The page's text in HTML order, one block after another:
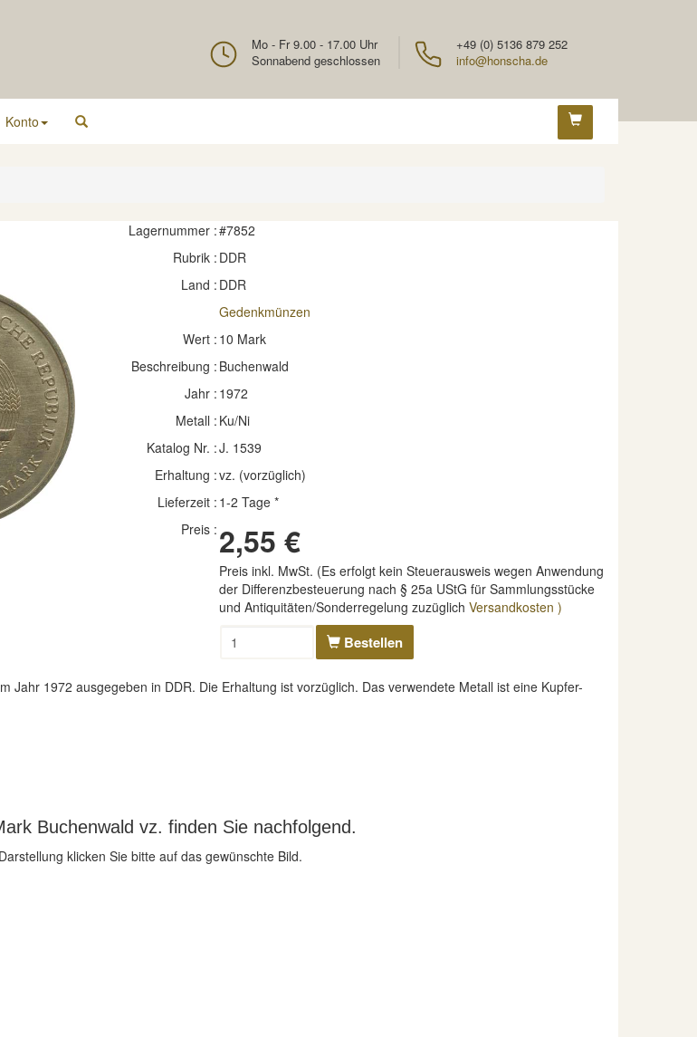
+49 (0) 5136 879 252
info@honscha.de
Mo - Fr 9.00 - 17.00 Uhr
Sonnabend geschlossen
Konto
Lagernummer :#7852
Rubrik : DDR
Land : DDR
Gedenkmünzen
Wert : 10 Mark
Beschreibung : Buchenwald
Jahr : 1972
Metall : Ku/Ni
Katalog Nr. :J. 1539
Erhaltung :vz. (vorzüglich)
Lieferzeit : 1-2 Tage *
Preis : 2,55 €
Preis inkl. MwSt. (Es erfolgt kein Steuerausweis wegen Anwendung
der Differenzbesteuerung nach § 25a UStG für Sammlungsstücke
und Antiquitäten/Sonderregelung zuzüglich Versandkosten )
Bestellen
Jahr 1972 ausgegeben in DDR. Die Erhaltung ist vorzüglich. Das verwendete Metall ist eine Kupfer-
Buchenwald vz. finden Sie nachfolgend.
klicken Sie bitte auf das gewünschte Bild.